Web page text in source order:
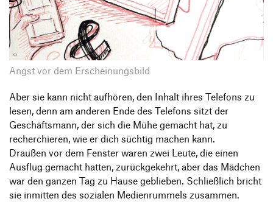
Angst vor dem Erscheinungsbild
Aber sie kann nicht aufhören, den Inhalt ihres Telefons zu
lesen, denn am anderen Ende des Telefons sitzt der
Geschäftsmann, der sich die Mühe gemacht hat, zu
recherchieren, wie er dich süchtig machen kann.
Draußen vor dem Fenster waren zwei Leute, die einen
Ausflug gemacht hatten, zurückgekehrt, aber das Mädchen
war den ganzen Tag zu Hause geblieben. Schließlich bricht
sie inmitten des sozialen Medienrummels zusammen.